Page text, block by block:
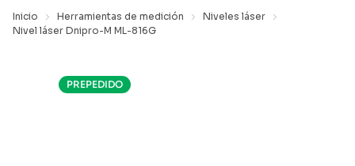
Inicio Herramientas de medición
Niveles láser
Nivel láser Dnipro-M ML-816G
PREPEDIDO